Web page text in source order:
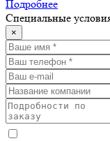
Подробнее
Специальные
×